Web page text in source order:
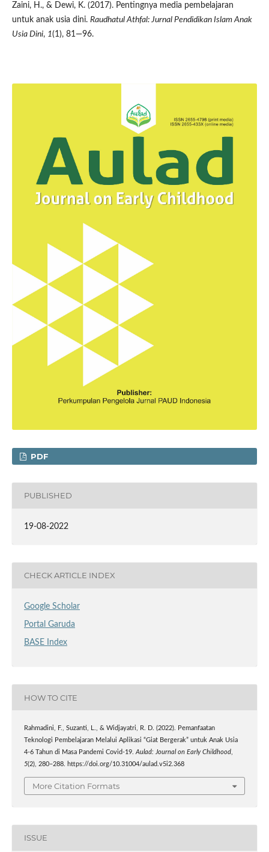
Zaini, H., & Dewi, K. (2017). Pentingnya media pembelajaran
untuk anak usia dini. Raudhatul Athfal: Jurnal Pendidikan Islam Anak
Usia Dini, 1(1), 81—96.
PDF
PUBLISHED
19-08-2022
CHECK ARTICLE INDEX
Google Scholar
Portal Garuda
BASE Index
HOW TO CITE
Rahmadini, F., Suzanti, L., & Widjayatri, R. D. (2022). Pemanfaatan
Teknologi Pembelajaran Melalui Aplikasi “Giat Bergerak” untuk Anak Usia
4-6 Tahun di Masa Pandemi Covid-19.Aulad: Journal on Early Childhood,
5(2), 280–288. https://doi.org/10.31004/aulad.v5i2.368
More Citation Formats
ISSUE